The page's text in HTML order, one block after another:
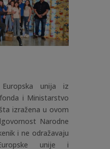
Europska unija iz
i Ministarstvo
izražena u ovom
Narodne
i ne odražavaju
unije i